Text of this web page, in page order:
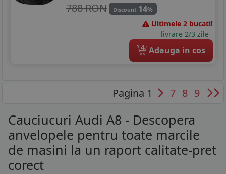
788 RON Discount 14%
Ultimele 2 bucati!
livrare 2/3 zile
4 Adauga in cos
Pagina 1 7 8 9
Cauciucuri Audi A8 - Descopera
anvelopele pentru toate marcile
de masini la un raport calitate-pret
corect